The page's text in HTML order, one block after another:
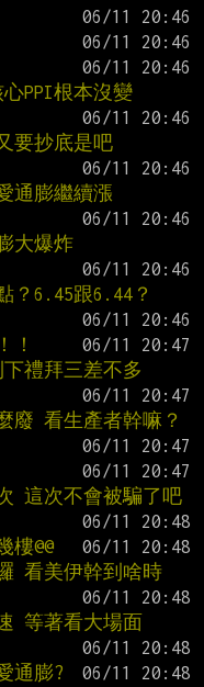
PPI根本沒變
要抄底是吧
通膨繼續漲
大爆炸
？6.45跟6.44？
！
禮拜三差不多
廢 看生產者幹嘛？
這次不會被騙了吧
@@
看美伊幹到啥時
等著看大場面
通膨?